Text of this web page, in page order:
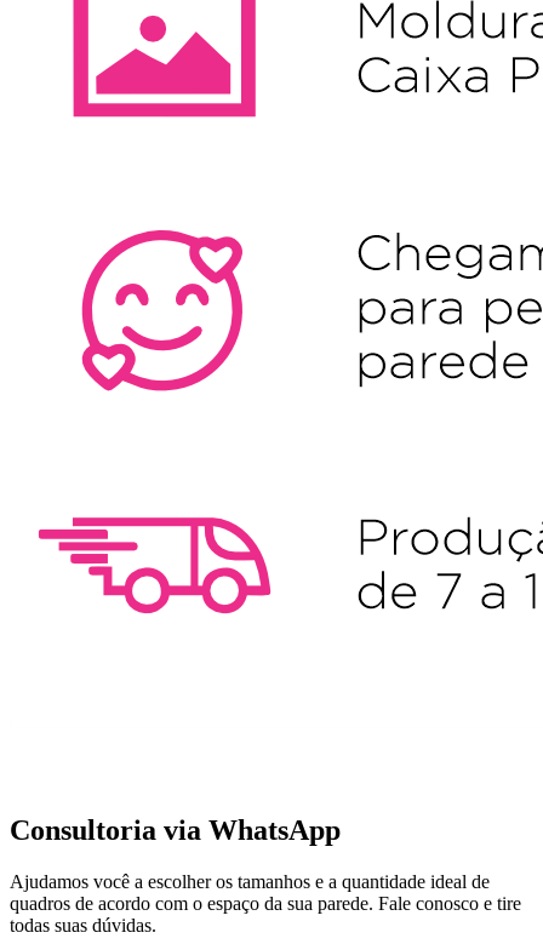
Consultoria via WhatsApp
Ajudamos você a escolher os tamanhos e a quantidade ideal de
quadros de acordo com o espaço da sua parede. Fale conosco e tire
todas suas dúvidas.